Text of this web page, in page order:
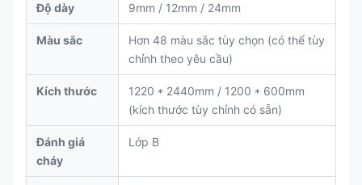
Độ dày 9mm / 12mm / 24mm
Màu sắc
Hơn 48 màu sắc tùy chọn (có thể tùy
chỉnh theo yêu cầu)
Kích thước
1220 * 2440mm / 1200 * 600mm
(kích thước tùy chỉnh có sẵn)
Đánh giá
cháy
Lớp B